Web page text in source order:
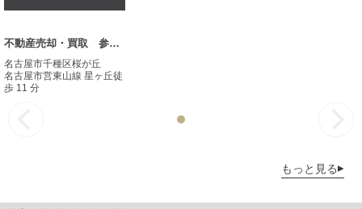
不動産売却・買取 参考事例
名古屋市千種区桜が丘
名古屋市営東山線 星ヶ丘徒
歩 11 分
もっと見る